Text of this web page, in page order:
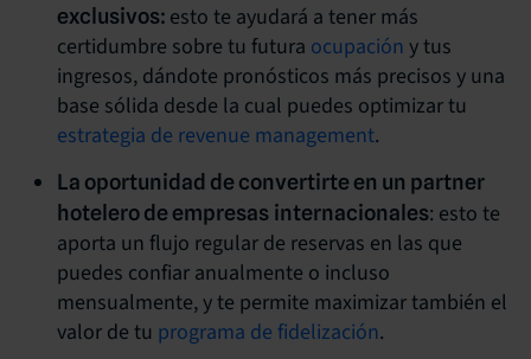
exclusivos: esto te ayudará a tener más
certidumbre sobre tu futura ocupación y tus
ingresos, dándote pronósticos más precisos y una
base sólida desde la cual puedes optimizar tu
estrategia de revenue management.
La oportunidad de convertirte en un partner
hotelero de empresas internacionales: esto te
aporta un flujo regular de reservas en las que
puedes confiar anualmente o incluso
mensualmente, y te permite maximizar también el
valor de tu programa de fidelización.